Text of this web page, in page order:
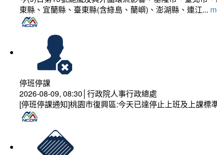
東縣、宜蘭縣、臺東縣(含綠島、蘭嶼)、澎湖縣、連江...
停班停課
2026-08-09, 08:30│行政院人事行政總處
[停班停課通知]桃園市復興區:今天已達停止上班及上課